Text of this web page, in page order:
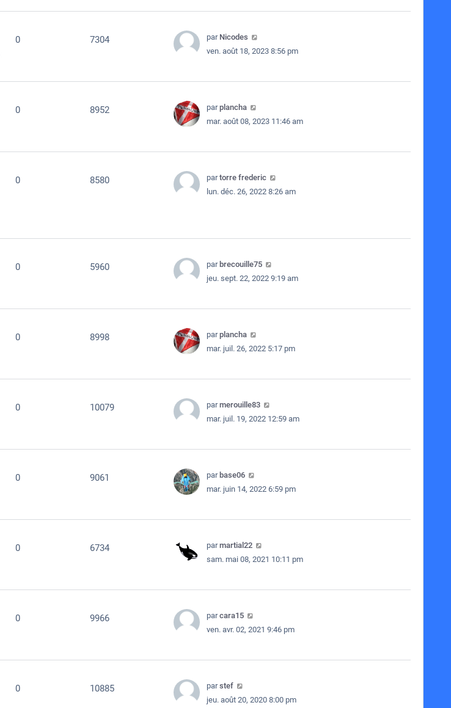
0 7304 par Nicodes
ven. août 18, 2023 8:56 pm
0 8952 parplancha
mar. août 08, 2023 11:46 am
0 8580 partorre frederic
lun. déc. 26, 2022 8:26 am
0 5960 par brecouille75
jeu. sept. 22, 2022 9:19 am
0 8998 parplancha
mar. juil. 26, 2022 5:17 pm
0 10079 parmerouille83
mar. juil. 19, 2022 12:59 am
0 9061 par base06
mar. juin 14, 2022 6:59 pm
0 6734 parmartial22
sam. mai 08, 2021 10:11 pm
0 9966 parcara15
ven. avr. 02, 2021 9:46 pm
0 10885 parstef
jeu. août 20, 2020 8:00 pm